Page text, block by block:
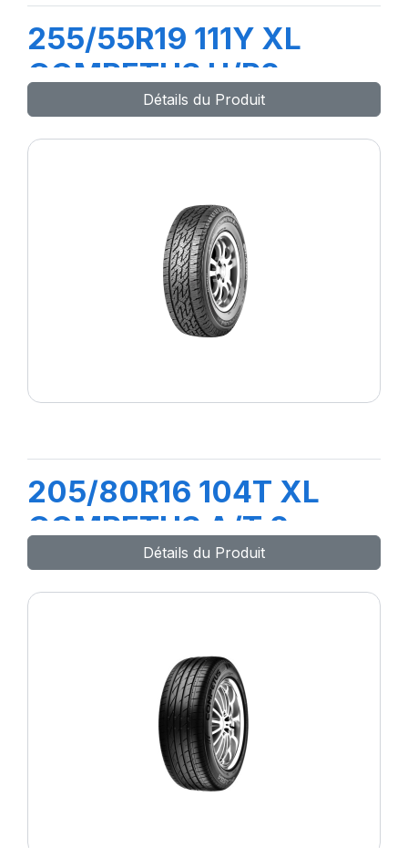
255/55R19 111Y XL
COMPETUS H/P2
Détails du Produit
205/80R16 104T XL
COMPETUS A/T 2
Détails du Produit